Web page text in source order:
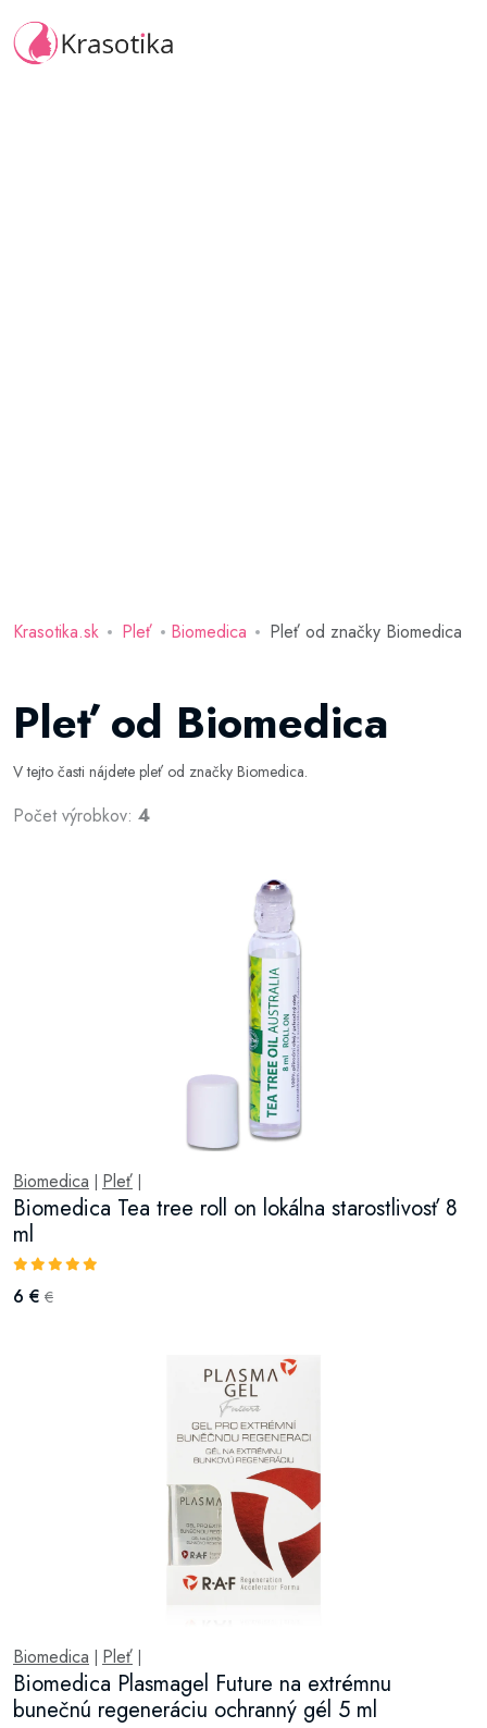
Krasotika.sk Pleť Biomedica Pleť od značky Biomedica
Pleť od Biomedica
V tejto časti nájdete pleť od značky Biomedica.
Počet výrobkov: 4
Biomedica Pleť
Biomedica Tea tree roll on lokálna starostlivosť 8
ml
6 € €
Biomedica Pleť
Biomedica Plasmagel Future na extrémnu
bunečnú regeneráciu ochranný gél 5 ml